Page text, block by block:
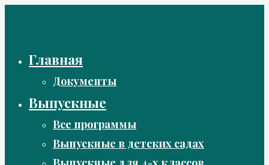
Главная
Документы
Выпускные
Все программы
Выпускные в детских садах